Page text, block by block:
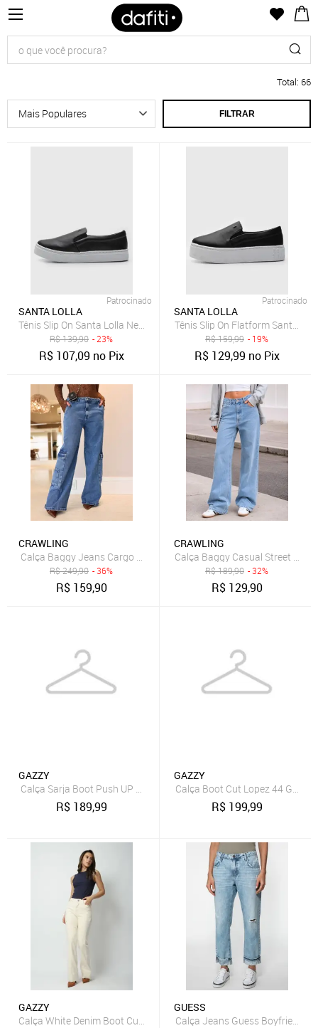
Total: 66
FILTRAR
Patrocinado
SANTA LOLLA
Tênis Slip On Santa Lolla New Preto
R$139,90 - 23%
R$ 107,09 no Pix
Patrocinado
SANTA LOLLA
Tênis Slip On Flatform Santa
R$159,99 - 19%
R$ 129,99 no Pix
CRAWLING
Calça Baggy Jeans Cargo Feminina Bolso Lateral Cintura Baixa
R$249,90 - 36%
R$ 159,90
CRAWLING
Calça Baggy Casual Street
R$189,90 - 32%
R$ 129,90
GAZZY
Calça Sarja Boot Push UP Off White 38 Gazzy
R$ 189,99
GAZZY
Calça Boot Cut Lopez 44 Gazzy
R$ 199,99
GAZZY
Calça White Denim Boot Cut 46 Gazzy
GUESS
Calça Jeans Guess Boyfriend